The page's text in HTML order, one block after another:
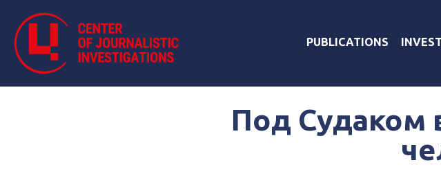
PUBLICATIONS
Под Судаком